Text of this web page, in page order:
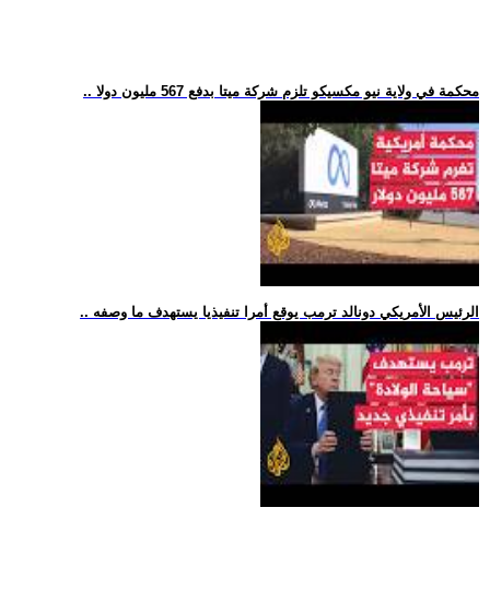
.. محكمة في ولاية نيو مكسيكو تلزم شركة ميتا بدفع 567 مليون دولا
.. الرئيس الأمريكي دونالد ترمب يوقع أمرا تنفيذيا يستهدف ما وصفه